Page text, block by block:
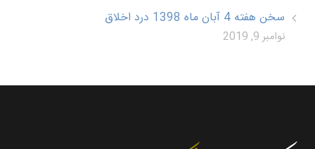
سخن هفته 4 آبان ماه 1398 درد اخلاق
نوامبر 9, 2019